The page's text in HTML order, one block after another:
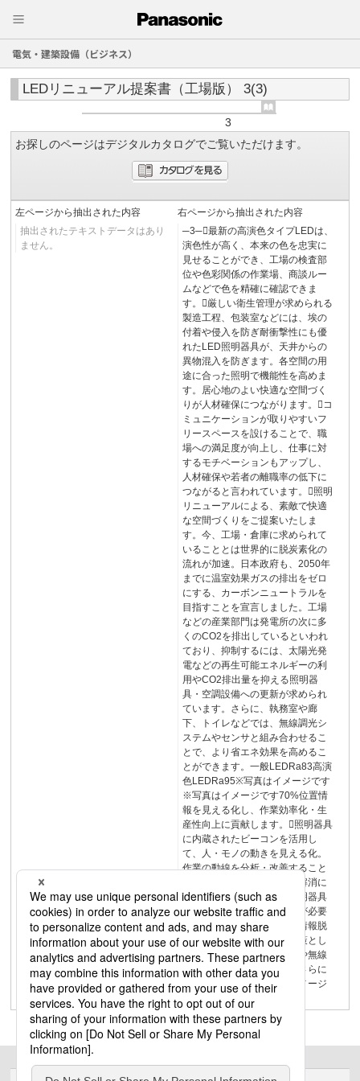
電気・建築設備（ビジネス）
LEDリニューアル提案書（工場版） 3(3)
3
お探しのページはデジタルカタログでご覧いただけます。
左ページから抽出された内容
抽出されたテキストデータはあり
ません。
右ページから抽出された内容
─3─最新の高演色タイプLEDは、
演色性が高く、本来の色を忠実に
見せることができ、工場の検査部
位や色彩関係の作業場、商談ルー
ムなどで色を精確に確認できま
す。厳しい衛生管理が求められる
製造工程、包装室などには、埃の
付着や侵入を防ぎ耐衝撃性にも優
れたLED照明器具が、天井からの
異物混入を防ぎます。各空間の用
途に合った照明で機能性を高めま
す。居心地のよい快適な空間づく
りが人材確保につながります。コ
ミュニケーションが取りやすいフ
リースペースを設けることで、職
場への満足度が向上し、仕事に対
するモチベーションもアップし、
人材確保や若者の離職率の低下に
つながると言われています。照明
リニューアルによる、素敵で快適
な空間づくりをご提案いたしま
す。今、工場・倉庫に求められて
いることとは世界的に脱炭素化の
流れが加速。日本政府も、2050年
までに温室効果ガスの排出をゼロ
にする、カーボンニュートラルを
目指すことを宣言しました。工場
などの産業部門は発電所の次に多
くのCO2を排出しているといわれ
ており、抑制するには、太陽光発
電などの再生可能エネルギーの利
用やCO2排出量を抑える照明器
具・空調設備への更新が求められ
ています。さらに、執務室や廊
下、トイレなどでは、無線調光シ
ステムやセンサと組み合わせるこ
とで、より省エネ効果を高めるこ
とができます。一般LEDRa83高演
色LEDRa95※写真はイメージです
※写真はイメージです70%位置情
報を見える化し、作業効率化・生
産性向上に貢献します。照明器具
に内蔵されたビーコンを活用し
て、人・モノの動きを見える化。
作業の動線を分析・改善すること
で、生産性向上や人手不足解消に
貢献します。※対応する照明器具
の他に、サービスのご契約が必要
です。動線を見える化位置情報脱
炭素化・電気代高騰への対策とし
て、LED化は必須。センサや無線
調光システムを取り入れてさらに
省エネ。※写真はすべてイメージ
です